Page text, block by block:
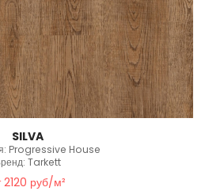
SILVA
Progressive House
Tarkett
2120 руб/м²